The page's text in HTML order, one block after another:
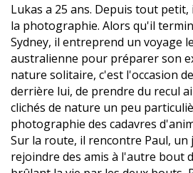
Lukas a 25 ans. Depuis tout
la photographie. Alors qu'il
Sydney, il entreprend un voyage
australienne pour préparer son
nature solitaire, c'est l'occasion
derrière lui, de prendre du recul
clichés de nature un peu
photographie des cadavres
Sur la route, il rencontre Paul,
rejoindre des amis à l'autre bout